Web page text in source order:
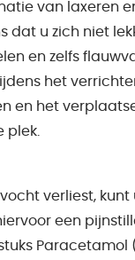
van laxeren
dat u zich niet
en zelfs
het
en het
plek.
verliest, kunt
een
Paracetamol